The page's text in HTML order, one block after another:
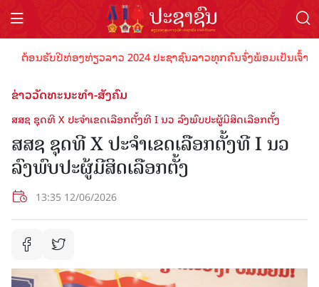
ນຮັບປີທ່ອງທ່ຽວລາວ 2024 ປະຊາຊົນລາວທຸກຄົນຈົ່ງພ້ອມເປັນເຈົ້າພາບ
ຂ່າວວັດທະນະທຳ-ສັງຄົມ
ສສຊ ຊຸດທີ X ປະຈໍາເຂດເລືອກຕັ້ງທີ I ນວ ລົງພົບປະຜູ້ມີສິດເລືອກຕັ້ງ
ສສຊ ຊຸດທີ X ປະຈໍາເຂດເລືອກຕັ້ງທີ I ນວ
ລົງພົບປະຜູ້ມີສິດເລືອກຕັ້ງ
13:35 12/06/2026